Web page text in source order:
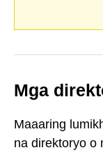
Mga
Maaaring
na direktoryo o